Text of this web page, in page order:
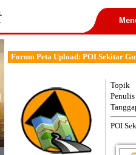
Forum Peta Upload: POI Sekitar
Topik
Penulis
POI